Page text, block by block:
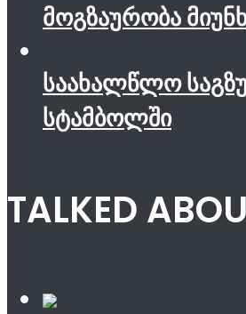
მოგზაურობა
საახალწლო
სტამბოლში
TALKED